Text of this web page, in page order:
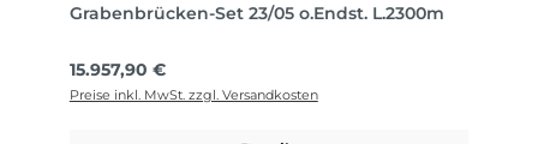
Grabenbrücken-Set 23/05 o.Endst. L.2300m
Regulärer Preis:
15.957,90 €
Preise inkl. MwSt. zzgl. Versandkosten